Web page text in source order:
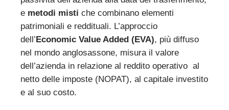
e metodi misti che combinano elementi
patrimoniali e reddituali. L’approccio
dell’Economic Value Added (EVA), più diffuso
nel mondo anglosassone, misura il valore
dell’azienda in relazione al reddito operativo al
netto delle imposte (NOPAT), al capitale investito
e al suo costo.